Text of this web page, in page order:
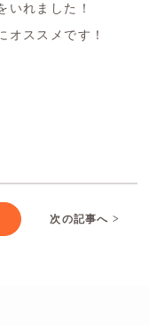
いれました！
オススメです！
次の記事へ >